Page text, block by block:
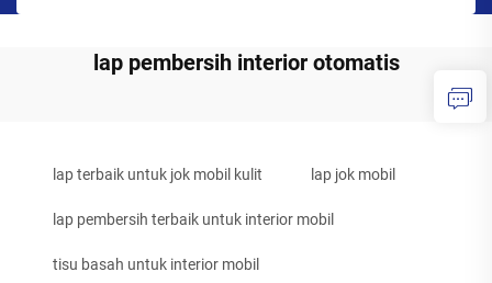
lap pembersih interior otomatis
lap terbaik untuk jok mobil kulit lap jok mobil
lap pembersih terbaik untuk interior mobil
tisu basah untuk interior mobil